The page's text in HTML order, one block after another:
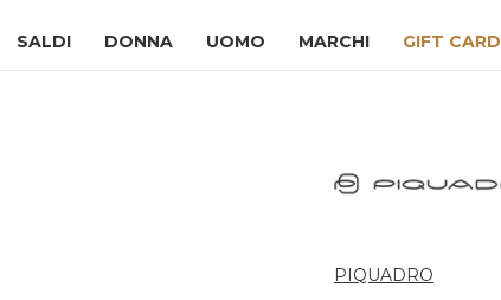
SALDI DONNA UOMO MARCHI GIFT CARD
PIQUADRO